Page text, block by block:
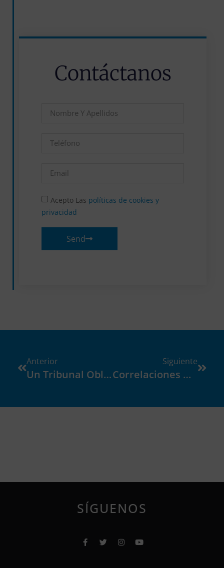
Contáctanos
Acepto Las políticas de cookies y
privacidad
Send
Anterior
Un Tribunal Obliga A Adaptar La Enseñanza A La Necesidad De Un Niño Disléxico
Siguiente
Correlaciones Neurales Del Procesamiento Fonológico, Ortográfico Y Semántico De La Lectura En La Disléxia
SÍGUENOS